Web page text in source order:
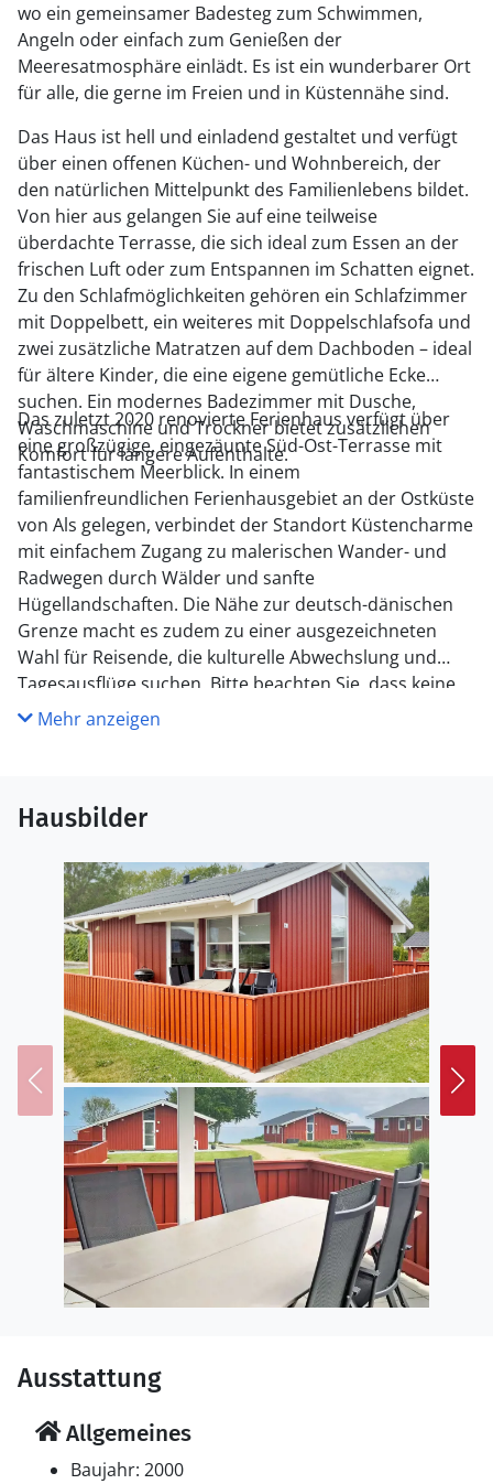
wo ein gemeinsamer Badesteg zum Schwimmen,
Angeln oder einfach zum Genießen der
Meeresatmosphäre einlädt. Es ist ein wunderbarer Ort
für alle, die gerne im Freien und in Küstennähe sind.
Das Haus ist hell und einladend gestaltet und verfügt
über einen offenen Küchen- und Wohnbereich, der
den natürlichen Mittelpunkt des Familienlebens bildet.
Von hier aus gelangen Sie auf eine teilweise
überdachte Terrasse, die sich ideal zum Essen an der
frischen Luft oder zum Entspannen im Schatten eignet.
Zu den Schlafmöglichkeiten gehören ein Schlafzimmer
mit Doppelbett, ein weiteres mit Doppelschlafsofa und
zwei zusätzliche Matratzen auf dem Dachboden – ideal
für ältere Kinder, die eine eigene gemütliche Ecke
suchen. Ein modernes Badezimmer mit Dusche,
Waschmaschine und Trockner bietet zusätzlichen
Komfort für längere Aufenthalte.
Das zuletzt 2020 renovierte Ferienhaus verfügt über
eine großzügige, eingezäunte Süd-Ost-Terrasse mit
fantastischem Meerblick. In einem
familienfreundlichen Ferienhausgebiet an der Ostküste
von Als gelegen, verbindet der Standort Küstencharme
mit einfachem Zugang zu malerischen Wander- und
Radwegen durch Wälder und sanfte
Hügellandschaften. Die Nähe zur deutsch-dänischen
Grenze macht es zudem zu einer ausgezeichneten
Wahl für Reisende, die kulturelle Abwechslung und
Tagesausflüge suchen. Bitte beachten Sie, dass keine
Vermietung an Jugendgruppen möglich ist, um eine
ruhige und familienfreundliche Umgebung zu
Mehr anzeigen
Hausbilder
Ausstattung
Allgemeines
Baujahr: 2000